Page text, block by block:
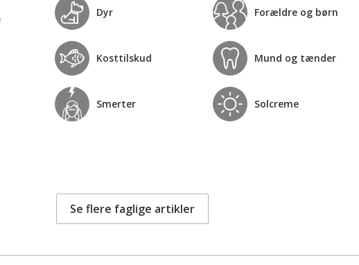
Dyr Forældre og børn
Kosttilskud Mund og tænder
Smerter Solcreme
Se flere faglige artikler